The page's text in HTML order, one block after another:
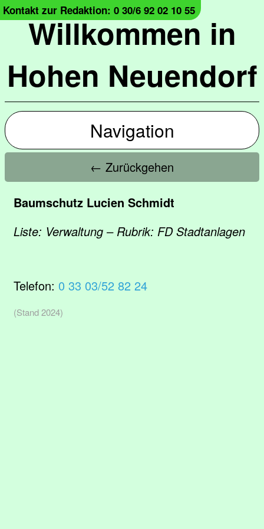
Willkommen in
Hohen Neuendorf
Kontakt zur Redaktion: 0 30/6 92 02 10 55
Navigation
← Zurückgehen
Baumschutz Lucien Schmidt
Liste: Verwaltung – Rubrik: FD Stadtanlagen
Telefon: 0 33 03/52 82 24
(Stand 2024)